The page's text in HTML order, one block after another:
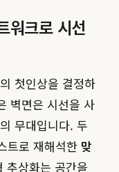
워크로 시선
첫인상을 결정하
벽면은 시선을 사
무대입니다. 두
트로 재해석한 맞
추상화는 공간을